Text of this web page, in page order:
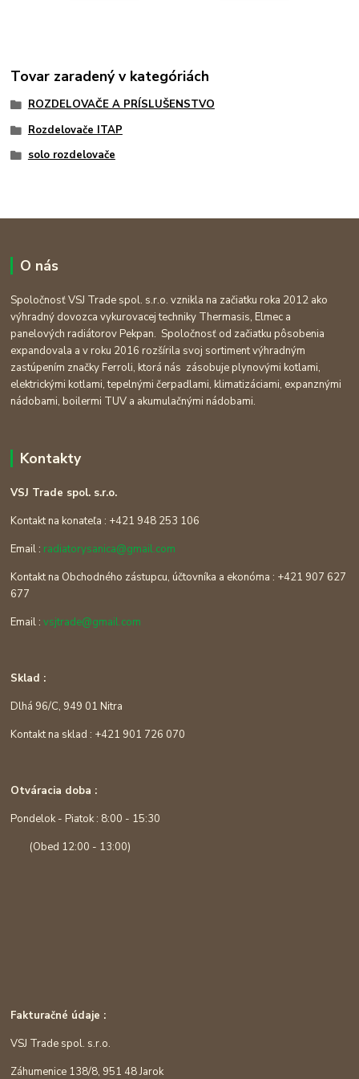
Tovar zaradený v kategóriách
ROZDELOVAČE A PRÍSLUŠENSTVO
Rozdelovače ITAP
solo rozdelovače
O nás
Spoločnosť VSJ Trade spol. s.r.o. vznikla na začiatku roka 2012 ako
výhradný dovozca vykurovacej techniky Thermasis, Elmec a
panelových radiátorov Pekpan. Spoločnosť od začiatku pôsobenia
expandovala a v roku 2016 rozšírila svoj sortiment výhradným
zastúpením značky Ferroli, ktorá nás zásobuje plynovými kotlami,
elektrickými kotlami, tepelnými čerpadlami, klimatizáciami, expanznými
nádobami, boilermi TUV a akumulačnými nádobami.
Kontakty
VSJ Trade spol. s.r.o.
Kontakt na konateľa : +421 948 253 106
Email : radiatorysanica@gmail.com
Kontakt na Obchodného zástupcu, účtovníka a ekonóma : +421 907 627
677
Email :vsjtrade@gmail.com
Sklad :
Dlhá 96/C, 949 01 Nitra
Kontakt na sklad : +421 901 726 070
Otváracia doba :
Pondelok - Piatok : 8:00 - 15:30
(Obed 12:00 - 13:00)
Fakturačné údaje :
VSJ Trade spol. s.r.o.
Záhumenice 138/8, 951 48 Jarok